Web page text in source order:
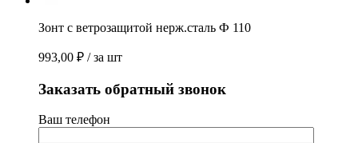
Зонт с ветрозащитой нерж.сталь Ф 110
993,00 ₽ / за шт
Заказать обратный звонок
Ваш телефон